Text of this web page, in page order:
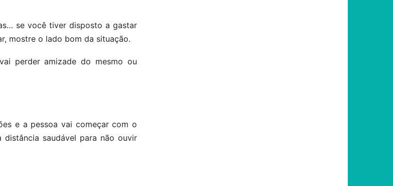
se você tiver disposto a gastar
mostre o lado bom da situação.
perder amizade do mesmo ou
e a pessoa vai começar com o
saudável para não ouvir